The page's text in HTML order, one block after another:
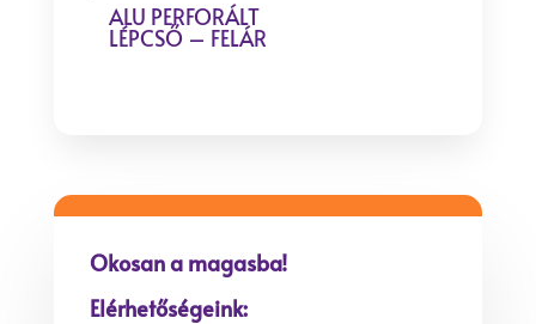
ALU PERFORÁLT
LÉPCSŐ – FELÁR
Okosan a magasba!
Elérhetőségeink: